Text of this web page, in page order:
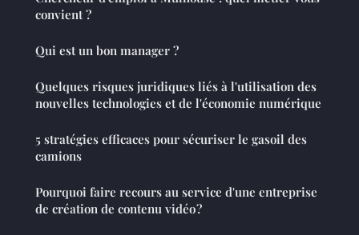
convient ?
Qui est un bon manager ?
Quelques risques juridiques liés à l'utilisation des
nouvelles technologies et de l'économie numérique
5 stratégies efficaces pour sécuriser le gasoil des
camions
Pourquoi faire recours au service d'une entreprise
de création de contenu vidéo ?